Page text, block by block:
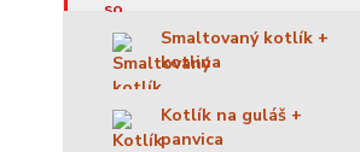
Smaltovaný kotlík +
kotlina
Kotlík na guláš +
panvica